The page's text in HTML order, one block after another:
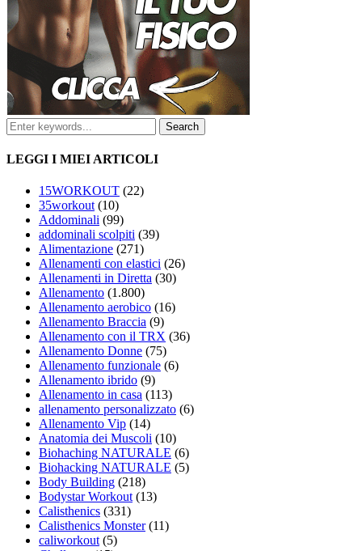
LEGGI I MIEI ARTICOLI
15WORKOUT (22)
35workout(10)
Addominali (99)
addominali scolpiti (39)
Alimentazione (271)
Allenamenti con elastici (26)
Allenamenti in Diretta (30)
Allenamento (1.800)
Allenamento aerobico (16)
Allenamento Braccia (9)
Allenamento con il TRX (36)
Allenamento Donne (75)
Allenamento funzionale (6)
Allenamento ibrido (9)
Allenamento in casa (113)
allenamento personalizzato (6)
Allenamento Vip (14)
Anatomia dei Muscoli (10)
Biohaching NATURALE (6)
Biohacking NATURALE (5)
Body Building (218)
Bodystar Workout(13)
Calisthenics (331)
Calisthenics Monster(11)
caliworkout(5)